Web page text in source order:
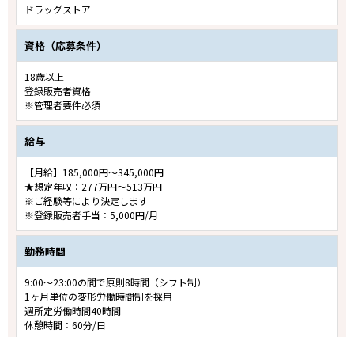
ドラッグストア
資格（応募条件）
18歳以上
登録販売者資格
※管理者要件必須
給与
【月給】185,000円～345,000円
★想定年収：277万円～513万円
※ご経験等により決定します
※登録販売者手当：5,000円/月
勤務時間
9:00～23:00の間で原則8時間（シフト制）
1ヶ月単位の変形労働時間制を採用
週所定労働時間40時間
休憩時間：60分/日